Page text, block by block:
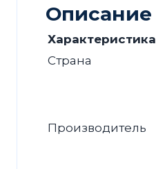
Описание
Характеристика
Страна
Производитель